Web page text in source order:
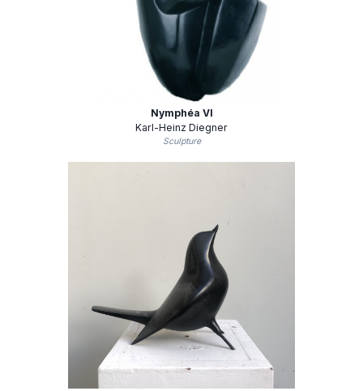
Nymphéa VI
Karl-Heinz Diegner
Sculpture